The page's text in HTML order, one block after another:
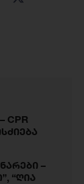
CPR
–
“ღია